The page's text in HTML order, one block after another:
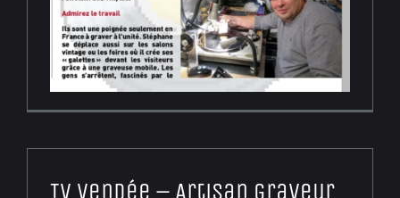
TV Vendée – Artisan graveur